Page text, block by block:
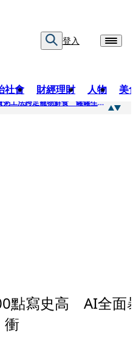
登入
社會 財經理財 人物 美
放手泰山拚再起1／詹岳霖靠八寶粥工法跨足寵物鮮食 罐罐生產前先請「叼嘴王后」試吃
點寫史高 AI全面
衝